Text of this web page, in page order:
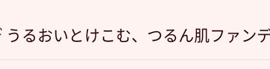
るおいとけこむ、つるん肌ファン